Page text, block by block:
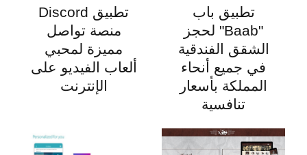
تطبيق باب
"Baab" لحجز
الشقق الفندقية
في جميع أنحاء
المملكة بأسعار
تنافسية
تطبيق Discord
منصة تواصل
مميزة لمحبي
ألعاب الفيديو على
الإنترنت